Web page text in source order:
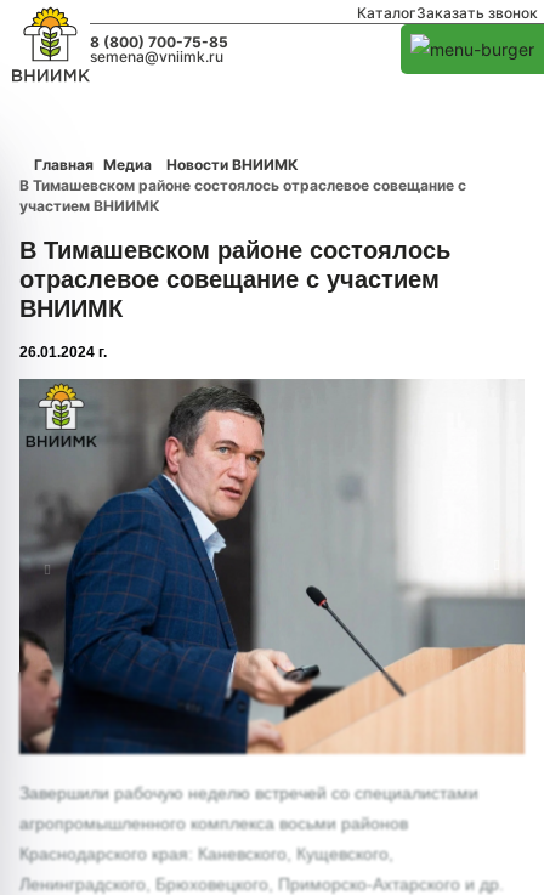
КаталогЗаказать звонок
8 (800) 700-75-85
semena@vniimk.ru
Главная Медиа
Новости ВНИИМК
В Тимашевском районе состоялось отраслевое совещание с
участием ВНИИМК
В Тимашевском районе состоялось
отраслевое совещание с участием
ВНИИМК
26.01.2024 г.
Завершили рабочую неделю встречей со специалистами
агропромышленного комплекса восьми районов
Краснодарского края: Каневского, Кущевского,
Ленинградского, Брюховецкого, Приморско-Ахтарского и др.